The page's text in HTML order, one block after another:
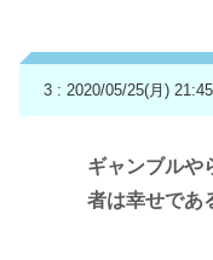
3 : 2020/05/25(月)
ギャンブルや
者は幸せであ